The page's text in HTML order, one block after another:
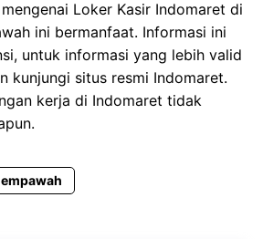
Loker Kasir Indomaret di
ini bermanfaat. Informasi ini
untuk informasi yang lebih valid
kunjungi situs resmi Indomaret.
kerja di Indomaret tidak